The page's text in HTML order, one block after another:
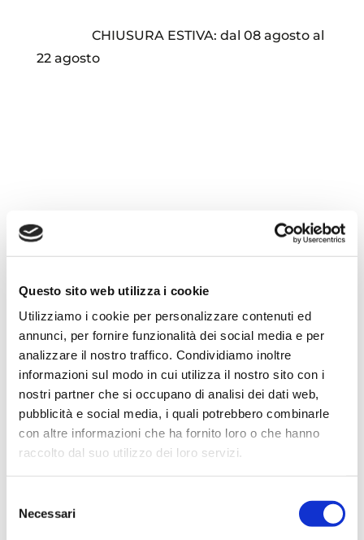
Questo sito web utilizza i cookie
Utilizziamo i cookie per personalizzare contenuti ed
annunci, per fornire funzionalità dei social media e per
analizzare il nostro traffico. Condividiamo inoltre
informazioni sul modo in cui utilizza il nostro sito con i
nostri partner che si occupano di analisi dei dati web,
pubblicità e social media, i quali potrebbero combinarle
con altre informazioni che ha fornito loro o che hanno
raccolto dal suo utilizzo dei loro servizi.
delNecessari
CHIUSURA ESTIVA: dal 08 agosto al
22 agosto
Località:
Via Risorgimento 72, 20030